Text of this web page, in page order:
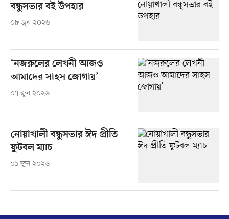
বন্ধুসভার বই উপহার
০৮ জুন ২০২৬
‘নজরুলের লেখনী আজও
আমাদের সাহস জোগায়’
০৭ জুন ২০২৬
নোয়াখালী বন্ধুসভার ঈদ প্রীতি
ফুটবল ম্যাচ
০১ জুন ২০২৬